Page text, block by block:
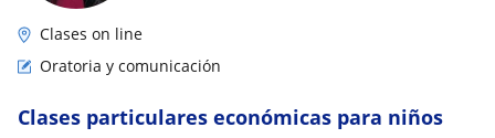
Clases on line
Oratoria y comunicación
Clases particulares económicas para niños